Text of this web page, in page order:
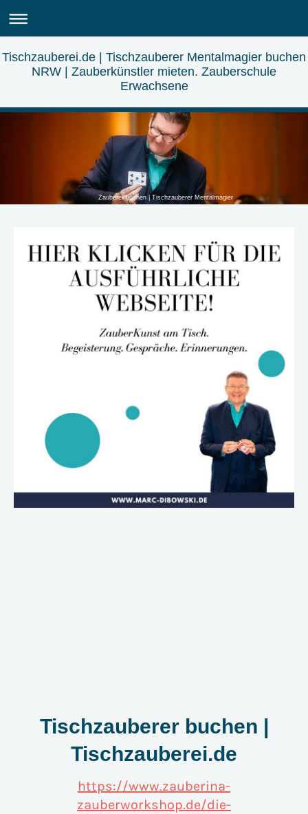
Tischzauberei.de | Tischzauberer Mentalmagier buchen
NRW | Zauberkünstler mieten. Zauberschule
Erwachsene
Zauberer buchen | Tischzauberer Mentalmagier
Tischzauberer buchen |
Tischzauberei.de
https://www.zauberina-
zauberworkshop.de/die-